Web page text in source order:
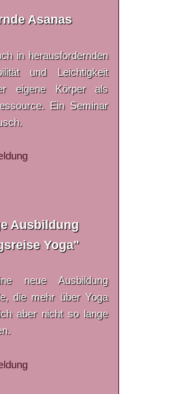
Asanas
in herausfordernden
und Leichtigkeit
eigene Körper als
Ein Seminar
Ausbildung
Yoga"
neue Ausbildung
die mehr über Yoga
aber nicht so lange